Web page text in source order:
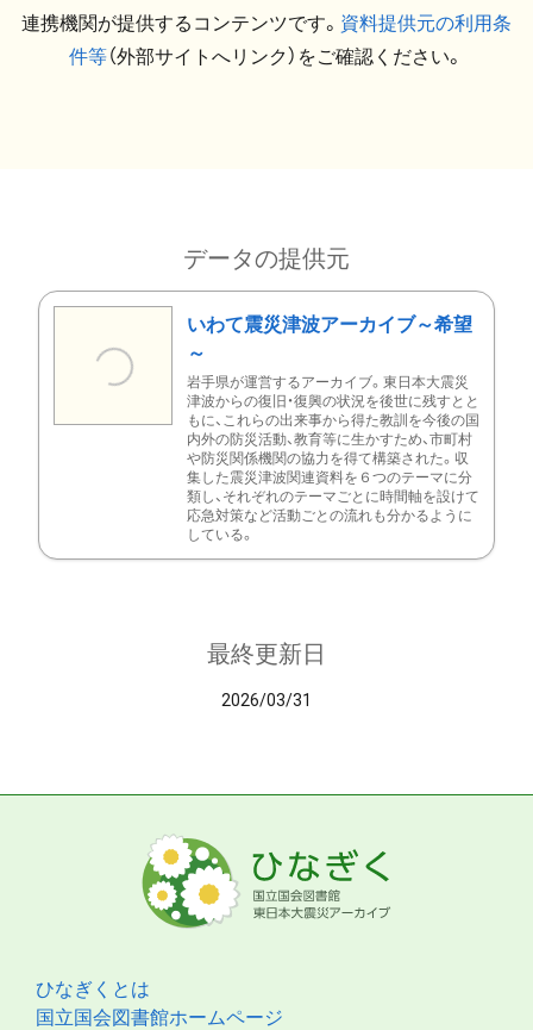
連携機関が提供するコンテンツです。 資料提供元の利用条
件等（外部サイトへリンク）をご確認ください。
データの提供元
いわて震災津波アーカイブ～希望
～
岩手県が運営するアーカイブ。東日本大震災
津波からの復旧・復興の状況を後世に残すとと
もに、これらの出来事から得た教訓を今後の国
内外の防災活動、教育等に生かすため、市町村
や防災関係機関の協力を得て構築された。収
集した震災津波関連資料を６つのテーマに分
類し、それぞれのテーマごとに時間軸を設けて
応急対策など活動ごとの流れも分かるように
している。
最終更新日
2026/03/31
ひなぎくとは
国立国会図書館ホームページ